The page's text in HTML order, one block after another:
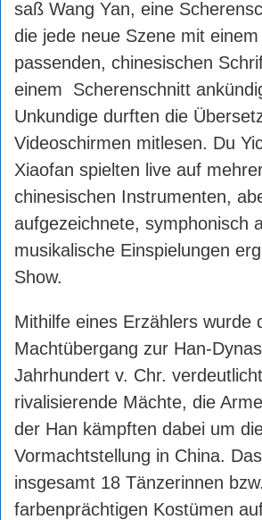
saß Wang Yan, eine
die jede neue Szene mit einem
passenden, chinesischen
einem Scherenschnitt
Unkundige durften die
Videoschirmen mitlesen. Du
Xiaofan spielten live auf
chinesischen Instrumenten,
aufgezeichnete, symphonisch
musikalische Einspielungen
Show.
Mithilfe eines Erzählers wurde
Machtübergang zur Han-
Jahrhundert v. Chr.
rivalisierende Mächte, die
der Han kämpften dabei um
Vormachtstellung in China.
insgesamt 18 Tänzerinnen
farbenprächtigen Kostümen